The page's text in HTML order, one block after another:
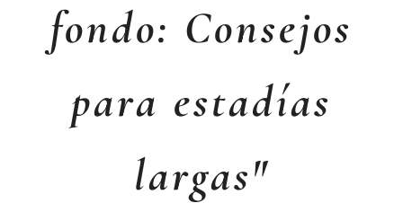
fondo: Consejos
para estadías
largas"